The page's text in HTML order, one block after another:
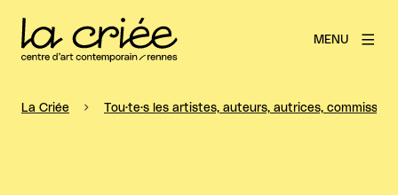
MENU
La Criée Tou·te·s les artistes, auteurs, autrices,